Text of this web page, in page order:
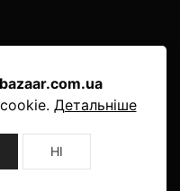
Детальніше
НІ